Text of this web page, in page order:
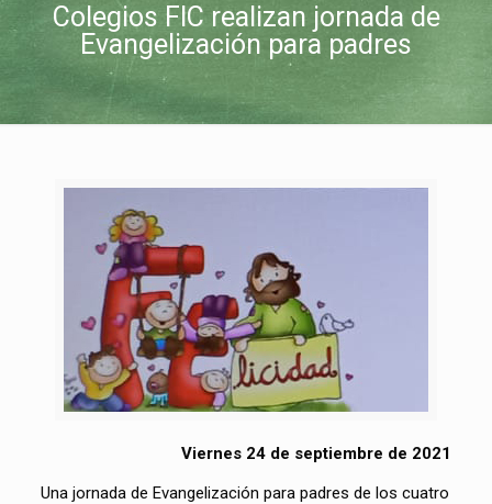
Colegios FIC realizan jornada de
Evangelización para padres
Viernes 24 de septiembre de 2021
Una jornada de Evangelización para padres de los cuatro